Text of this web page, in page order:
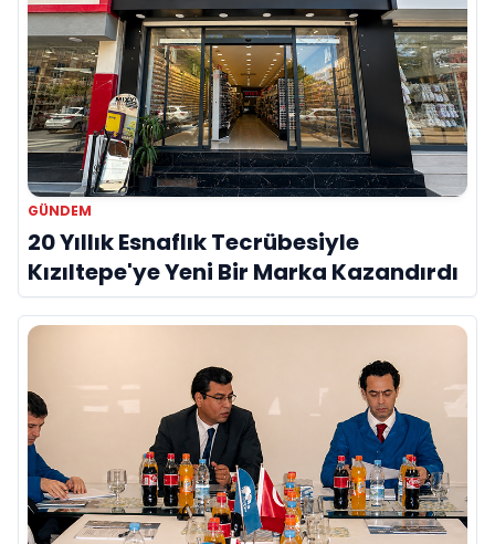
GÜNDEM
20 Yıllık Esnaflık Tecrübesiyle
Kızıltepe'ye Yeni Bir Marka Kazandırdı